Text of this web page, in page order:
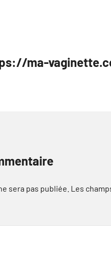
ma-
sera pas publiée. Les